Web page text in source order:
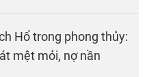
Hổ trong phong thủy:
mệt mỏi, nợ nần